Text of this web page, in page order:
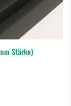
Stärke)